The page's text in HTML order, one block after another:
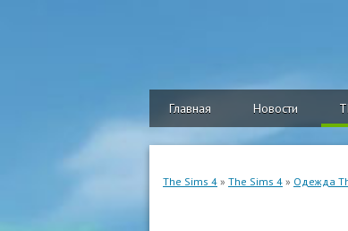
Главная Новости
The Sims 4 » The Sims 4 » Одежда